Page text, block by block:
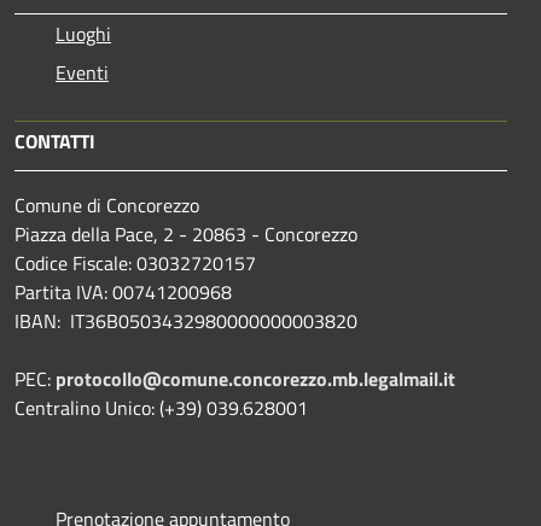
Luoghi
Eventi
CONTATTI
Comune di Concorezzo
Piazza della Pace, 2 - 20863 - Concorezzo
Codice Fiscale: 03032720157
Partita IVA: 00741200968
IBAN: IT36B0503432980000000003820
PEC: protocollo@comune.concorezzo.mb.legalmail.it
Centralino Unico: (+39) 039.628001
Prenotazione appuntamento